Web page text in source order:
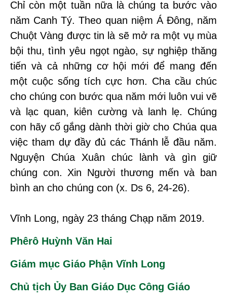
Chỉ còn một tuần nữa là chúng ta bước vào
năm Canh Tý. Theo quan niệm Á Đông, năm
Chuột Vàng được tin là sẽ mở ra một vụ mùa
bội thu, tình yêu ngọt ngào, sự nghiệp thăng
tiến và cả những cơ hội mới để mang đến
một cuộc sống tích cực hơn. Cha cầu chúc
cho chúng con bước qua năm mới luôn vui vẽ
và lạc quan, kiên cường và lanh lẹ. Chúng
con hãy cố gắng dành thời giờ cho Chúa qua
việc tham dự đầy đủ các Thánh lễ đầu năm.
Nguyện Chúa Xuân chúc lành và gìn giữ
chúng con. Xin Người thương mến và ban
bình an cho chúng con (x. Ds 6, 24-26).
Vĩnh Long, ngày 23 tháng Chạp năm 2019.
Phêrô Huỳnh Văn Hai
Giám mục Giáo Phận Vĩnh Long
Chủ tịch Ủy Ban Giáo Dục Công Giáo